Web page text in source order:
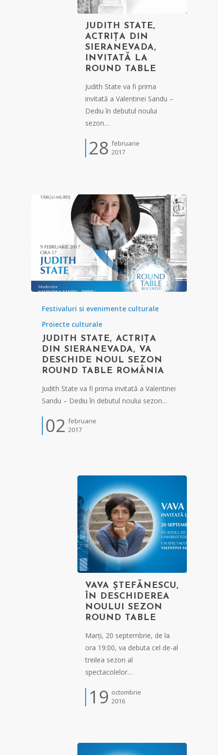
JUDITH STATE,
ACTRIȚA DIN
SIERANEVADA,
INVITATĂ LA
ROUND TABLE
Judith State va fi prima
invitată a Valentinei Sandu –
Dediu în debutul noului
sezon…
28 februarie
2017
Festivaluri si evenimente culturale
Proiecte culturale
JUDITH STATE, ACTRIȚA
DIN SIERANEVADA, VA
DESCHIDE NOUL SEZON
ROUND TABLE ROMÂNIA
Judith State va fi prima invitată a Valentinei
Sandu – Dediu în debutul noului sezon…
02 februarie
2017
VAVA ȘTEFĂNESCU,
ÎN DESCHIDEREA
NOULUI SEZON
ROUND TABLE
Marți, 20 septembrie, de la
ora 19:00, va debuta cel de-al
treilea sezon al
spectacolelor…
19 octombrie
2016